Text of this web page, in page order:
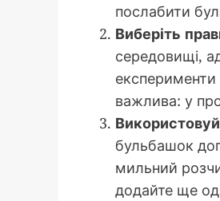
послабити
Виберіть
середовищі,
експерименти
важлива: у
бульбашок
мильний
додайте ще